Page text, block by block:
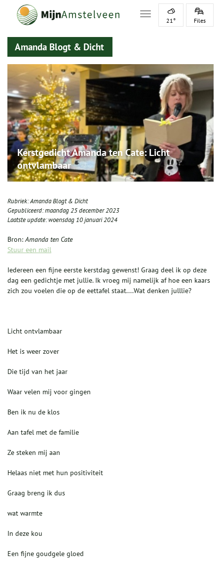
Toggle navigation
21° Files
Amanda Blogt & Dicht
Kerstgedicht Amanda ten Cate: Licht
ontvlambaar
Rubriek:Amanda Blogt & Dicht
Gepubliceerd:maandag 25 december 2023
Laatste update:woensdag 10 januari 2024
Bron:Amanda ten Cate
Stuur een mail
Iedereen een fijne eerste kerstdag gewenst! Graag deel ik op deze
dag een gedichtje met jullie. Ik vroeg mij namelijk af hoe een kaars
zich zou voelen die op de eettafel staat....Wat denken julllie?
Licht ontvlambaar
Het is weer zover
Die tijd van het jaar
Waar velen mij voor gingen
Ben ik nu de klos
Aan tafel met de familie
Ze steken mij aan
Helaas niet met hun positiviteit
Graag breng ik dus
wat warmte
In deze kou
Een fijne goudgele gloed